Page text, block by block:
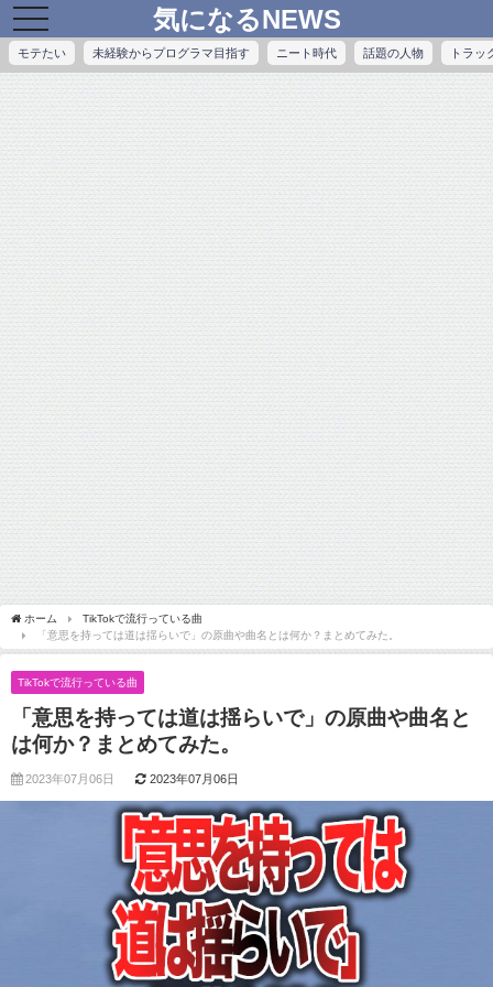
toggle
navigation
気になるNEWS
モテたい 未経験からプログラマ目指す ニート時代 話題の人物 トラッ
ホーム
TikTokで流行っている曲
「意思を持っては道は揺らいで」の原曲や曲名とは何か？まとめてみた。
TikTokで流行っている曲
「意思を持っては道は揺らいで」の原曲や曲名と
は何か？まとめてみた。
2023年07月06日 2023年07月06日